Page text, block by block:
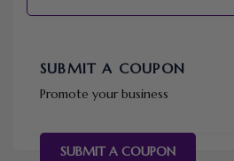
SUBMIT A COUPON
Promote your business
SUBMIT A COUPON